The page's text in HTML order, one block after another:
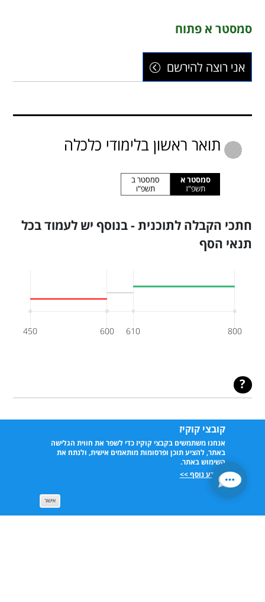
קובצי קוקיז
אנחנו משתמשים בקבצי קוקיז כדי לשפר את חווית הגלישה
באתר, להציע תוכן ופרסומות מותאמים אישית, ולנתח את
השימוש באתר.
למידע נוסף >>
אישור
סמסטר א פתוח
אני רוצה להירשם
תואר ראשון בלימודי כלכלה
סמסטר א
תשפ"ז
סמסטר ב
תשפ"ו
חתכי הקבלה לתוכנית - בנוסף יש לעמוד בכל
תנאי הסף
450 600 610 800
שילובים פופולריים